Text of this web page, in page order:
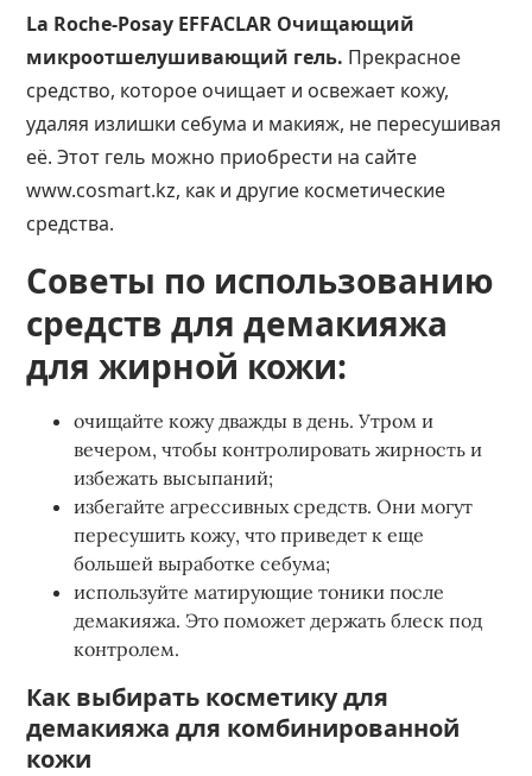
La Roche-Posay EFFACLAR Очищающий
микроотшелушивающий гель. Прекрасное
средство, которое очищает и освежает кожу,
удаляя излишки себума и макияж, не пересушивая
её. Этот гель можно приобрести на сайте
www.cosmart.kz, как и другие косметические
средства.
Советы по использованию
средств для демакияжа
для жирной кожи:
очищайте кожу дважды в день. Утром и
вечером, чтобы контролировать жирность и
избежать высыпаний;
избегайте агрессивных средств. Они могут
пересушить кожу, что приведет к еще
большей выработке себума;
используйте матирующие тоники после
демакияжа. Это поможет держать блеск под
контролем.
Как выбирать косметику для
демакияжа для комбинированной
кожи